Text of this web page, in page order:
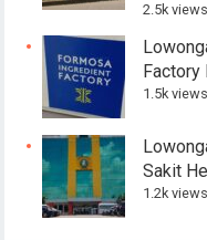
2.5k views
Factory
1.5k views
Sakit
1.2k views